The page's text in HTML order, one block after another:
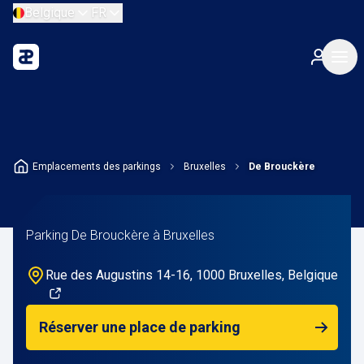
Belgique FR
Emplacements des parkings Bruxelles De Brouckère
Parking De Brouckère à Bruxelles
Rue des Augustins 14-16, 1000 Bruxelles, Belgique
Réserver une place de parking